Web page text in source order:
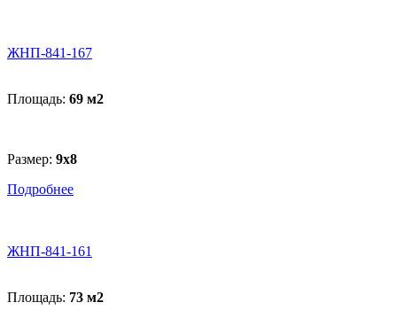
ЖНП-841-167
Площадь: 69 м2
Размер: 9х8
Подробнее
ЖНП-841-161
Площадь: 73 м2